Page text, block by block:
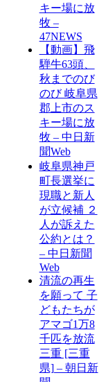
キー場に放
牧 –
47NEWS
【動画】飛
騨牛63頭、
秋までのび
のび 岐阜県
郡上市のス
キー場に放
牧 – 中日新
聞Web
岐阜県神戸
町長選挙に
現職と新人
が立候補 ２
人が訴えた
公約とは？
– 中日新聞
Web
清流の再生
を願って 子
どもたちが
アマゴ1万8
千匹を放流
三重 [三重
県] – 朝日新